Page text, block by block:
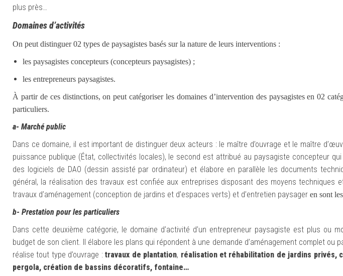
plus près…
Domaines d’activités
On peut distinguer 02 types de paysagistes basés sur la nature de leurs interventions :
les paysagistes concepteurs (concepteurs paysagistes) ;
les entrepreneurs paysagistes.
À partir de ces distinctions, on peut catégoriser les domaines d’intervention des paysagistes en 02
particuliers.
a- Marché public
Dans ce domaine, il est important de distinguer deux acteurs : le maître d’ouvrage et le maître
puissance publique (État, collectivités locales), le second est attribué au paysagiste concepteur
des logiciels de DAO (dessin assisté par ordinateur) et élabore en parallèle les documents
général, la réalisation des travaux est confiée aux entreprises disposant des moyens techniques
travaux d’aménagement (conception de jardins et d’espaces verts) et d’entretien paysager en sont
b- Prestation pour les particuliers
Dans cette deuxième catégorie, le domaine d’activité d’un entrepreneur paysagiste est plus ou
budget de son client. Il élabore les plans qui répondent à une demande d’aménagement complet ou
réalise tout type d’ouvrage :travaux de plantation, réalisation et réhabilitation de jardins privés,
pergola, création de bassins décoratifs, fontaine…